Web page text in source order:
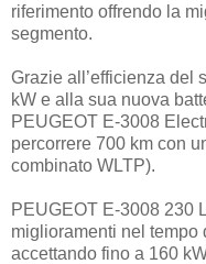
riferimento offrendo la
segmento.
Grazie all’efficienza del
kW e alla sua nuova
PEUGEOT E-3008
percorrere 700 km con
combinato WLTP).
PEUGEOT E-3008 230
miglioramenti nel tempo
accettando fino a 160